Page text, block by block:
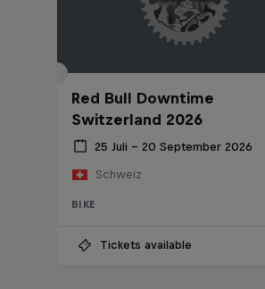
Red Bull Downtime
Switzerland 2026
25 Juli – 20 September 2026
Schweiz
BIKE
Tickets available